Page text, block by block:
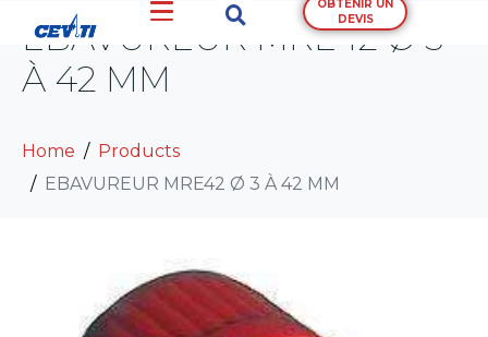
OBTENIR UN
DEVIS
EBAVUREUR MRE42 Ø 3
À 42 MM
Home
Products
EBAVUREUR MRE42 Ø 3 À 42 MM